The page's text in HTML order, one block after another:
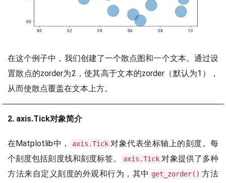
在这个例子中，我们创建了一个散点图和一个文本。通过设
置散点的zorder为2，使其高于文本的zorder（默认为1），
从而使散点覆盖在文本上方。
2. axis.Tick对象简介
在Matplotlib中， axis.Tick 对象代表坐标轴上的刻度。每
个刻度包括刻度线和刻度标签。
axis.Tick 对象提供了多种
方法来自定义刻度的外观和行为，其中 get_zorder() 方法